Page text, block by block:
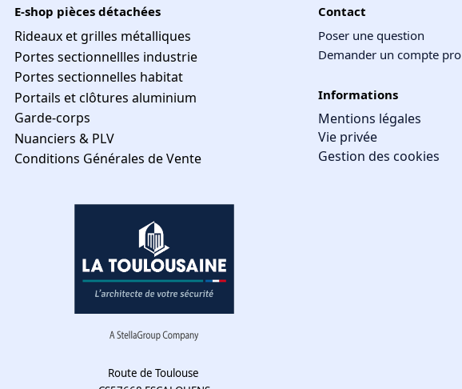
E-shop pièces détachées
Rideaux et grilles métalliques
Portes sectionnellles industrie
Portes sectionnelles habitat
Portails et clôtures aluminium
Garde-corps
Nuanciers & PLV
Conditions Générales de Vente
Contact
Poser une question
Demander un compte pro
Informations
Mentions légales
Vie privée
Gestion des cookies
Route de Toulouse